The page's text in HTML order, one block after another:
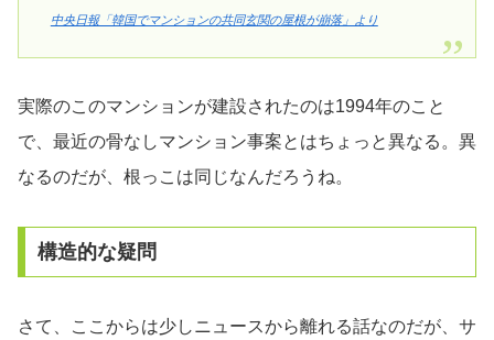
中央日報「韓国でマンションの共同玄関の屋根が崩落」より
実際のこのマンションが建設されたのは1994年のこと
で、最近の骨なしマンション事案とはちょっと異なる。異
なるのだが、根っこは同じなんだろうね。
構造的な疑問
さて、ここからは少しニュースから離れる話なのだが、サ